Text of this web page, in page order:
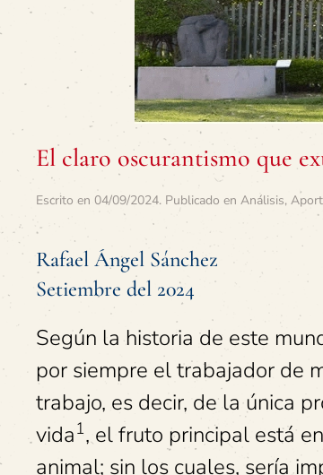
El claro oscurantismo que
Escrito en 04/09/2024. Publicado en Análisis,
Rafael Ángel Sánchez
Setiembre del 2024
Según la historia de este
por siempre el trabajador de
trabajo, es decir, de la única
vida1, el fruto principal está
animal; sin los cuales, sería